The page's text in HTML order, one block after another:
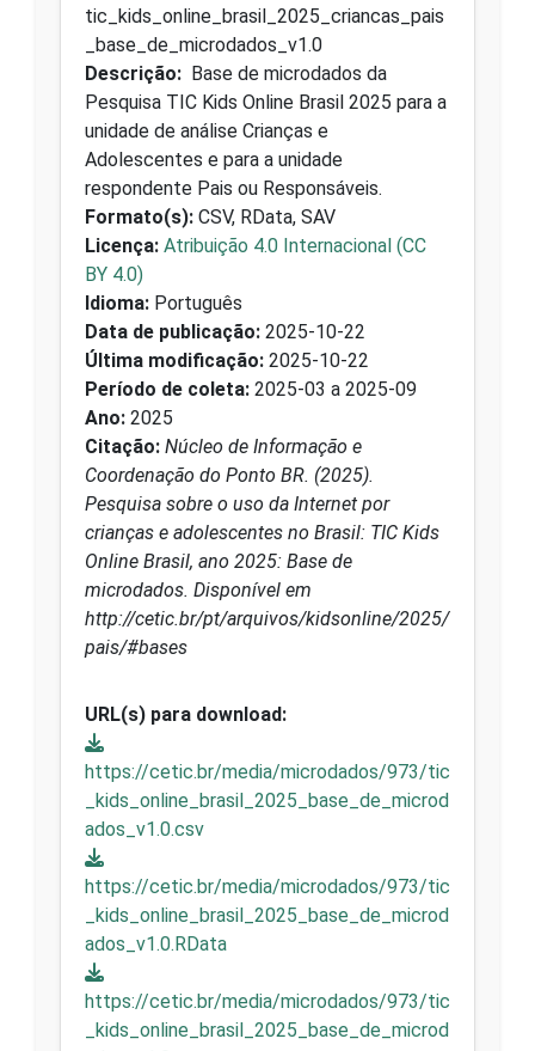
tic_kids_online_brasil_2025_criancas_pais
_base_de_microdados_v1.0
Descrição: Base de microdados da
Pesquisa TIC Kids Online Brasil 2025 para a
unidade de análise Crianças e
Adolescentes e para a unidade
respondente Pais ou Responsáveis.
Formato(s): CSV, RData, SAV
Licença: Atribuição 4.0 Internacional (CC
BY 4.0)
Idioma: Português
Data de publicação: 2025-10-22
Última modificação: 2025-10-22
Período de coleta: 2025-03 a 2025-09
Ano: 2025
Citação: Núcleo de Informação e
Coordenação do Ponto BR. (2025).
Pesquisa sobre o uso da Internet por
crianças e adolescentes no Brasil: TIC Kids
Online Brasil, ano 2025: Base de
microdados. Disponível em
http://cetic.br/pt/arquivos/kidsonline/2025/
pais/#bases
URL(s) para download:
https://cetic.br/media/microdados/973/tic
_kids_online_brasil_2025_base_de_microd
ados_v1.0.csv
https://cetic.br/media/microdados/973/tic
_kids_online_brasil_2025_base_de_microd
ados_v1.0.RData
https://cetic.br/media/microdados/973/tic
_kids_online_brasil_2025_base_de_microd